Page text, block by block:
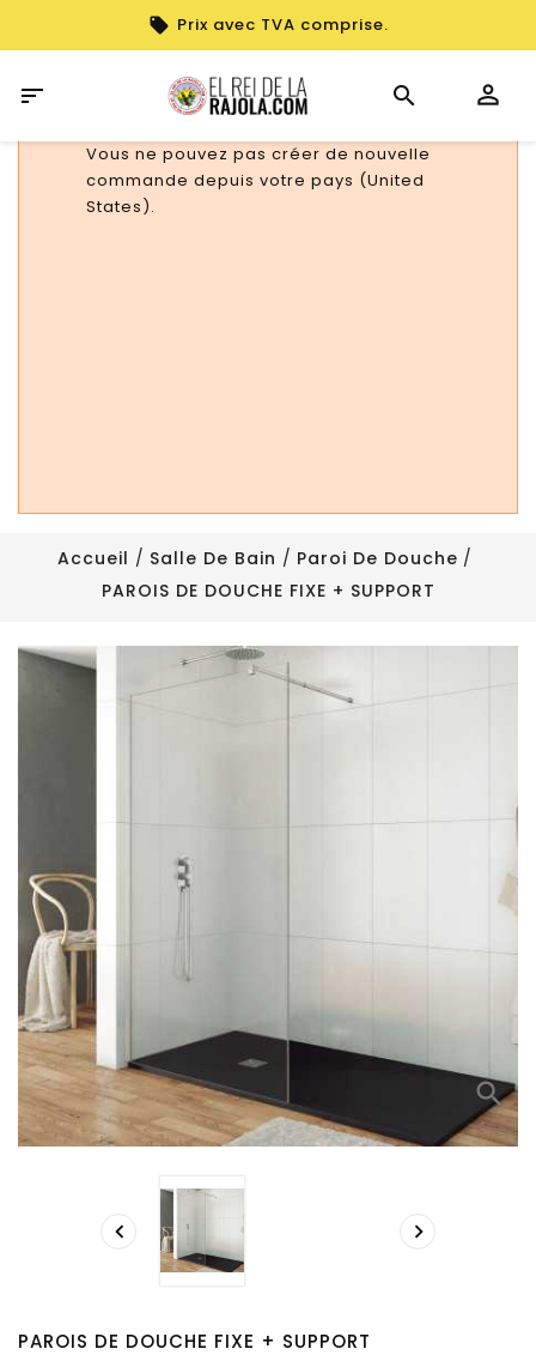
Prix avec TVA comprise.

Vous ne pouvez pas créer de nouvelle
commande depuis votre pays (United
States).
Accueil Salle De Bain
Paroi De Douche
PAROIS DE DOUCHE FIXE + SUPPORT
search
 
PAROIS DE DOUCHE FIXE + SUPPORT